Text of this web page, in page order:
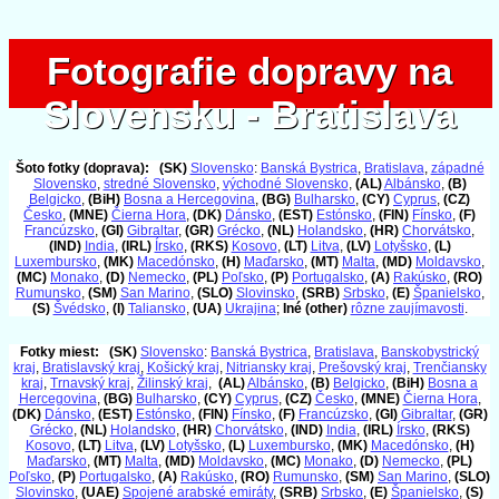
Fotografie dopravy na
Slovensku - Bratislava
Fotografie dopravy na
Slovensku - Bratislava
Šoto fotky (doprava): (SK) Slovensko: Banská Bystrica, Bratislava, západné
Slovensko, stredné Slovensko, východné Slovensko, (AL)Albánsko, (B)
Belgicko, (BiH) Bosna a Hercegovina, (BG) Bulharsko, (CY) Cyprus, (CZ)
Česko, (MNE) Čierna Hora, (DK) Dánsko, (EST) Estónsko, (FIN) Fínsko, (F)
Francúzsko, (GI) Gibraltar, (GR) Grécko, (NL) Holandsko, (HR) Chorvátsko,
(IND) India, (IRL) Írsko, (RKS) Kosovo, (LT) Litva, (LV) Lotyšsko, (L)
Luxembursko, (MK) Macedónsko, (H) Maďarsko, (MT) Malta, (MD) Moldavsko,
(MC) Monako, (D) Nemecko, (PL) Poľsko, (P) Portugalsko, (A) Rakúsko, (RO)
Rumunsko, (SM) San Marino, (SLO) Slovinsko, (SRB) Srbsko, (E) Španielsko,
(S) Švédsko, (I) Taliansko, (UA) Ukrajina; Iné (other) rôzne zaujímavosti.
Fotky miest: (SK) Slovensko: Banská Bystrica, Bratislava, Banskobystrický
kraj, Bratislavský kraj, Košický kraj, Nitriansky kraj, Prešovský kraj, Trenčiansky
kraj, Trnavský kraj, Žilinský kraj, (AL)Albánsko, (B) Belgicko, (BiH) Bosna a
Hercegovina, (BG) Bulharsko, (CY) Cyprus, (CZ) Česko, (MNE) Čierna Hora,
(DK) Dánsko, (EST) Estónsko, (FIN) Fínsko, (F) Francúzsko, (GI) Gibraltar, (GR)
Grécko, (NL) Holandsko, (HR) Chorvátsko, (IND) India, (IRL) Írsko, (RKS)
Kosovo, (LT) Litva, (LV) Lotyšsko, (L) Luxembursko, (MK) Macedónsko, (H)
Maďarsko, (MT) Malta, (MD) Moldavsko, (MC) Monako, (D) Nemecko, (PL)
Poľsko, (P) Portugalsko, (A) Rakúsko, (RO) Rumunsko, (SM) San Marino, (SLO)
Slovinsko, (UAE) Spojené arabské emiráty, (SRB) Srbsko, (E) Španielsko, (S)